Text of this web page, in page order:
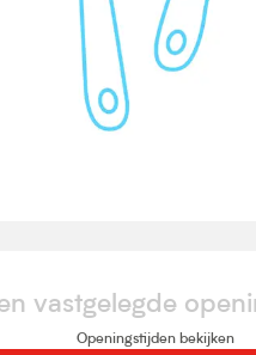
vastgelegde
Openingstijden bekijken